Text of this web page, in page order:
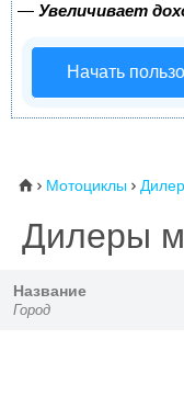
— Увеличивает
Начать
⌂  Мотоциклы 
Дилеры
Название
Город